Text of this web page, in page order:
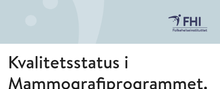
Kvalitetsstatus i
Mammografiprogrammet.